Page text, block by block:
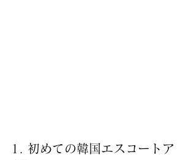
1. 初めての韓国エスコートア